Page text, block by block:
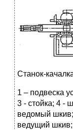
Станок-
1 – подвеска
3 ‑ стойка; 4 ‑
ведомый шкив;
ведущий шкив;